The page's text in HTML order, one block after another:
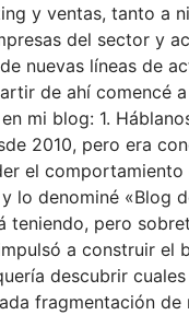
y ventas, tanto a
del sector y
nuevas líneas de
de ahí comencé
mi blog: 1.
2010, pero era
el
lo denominé «Blog
teniendo, pero
a construir el
descubrir
fragmentación de